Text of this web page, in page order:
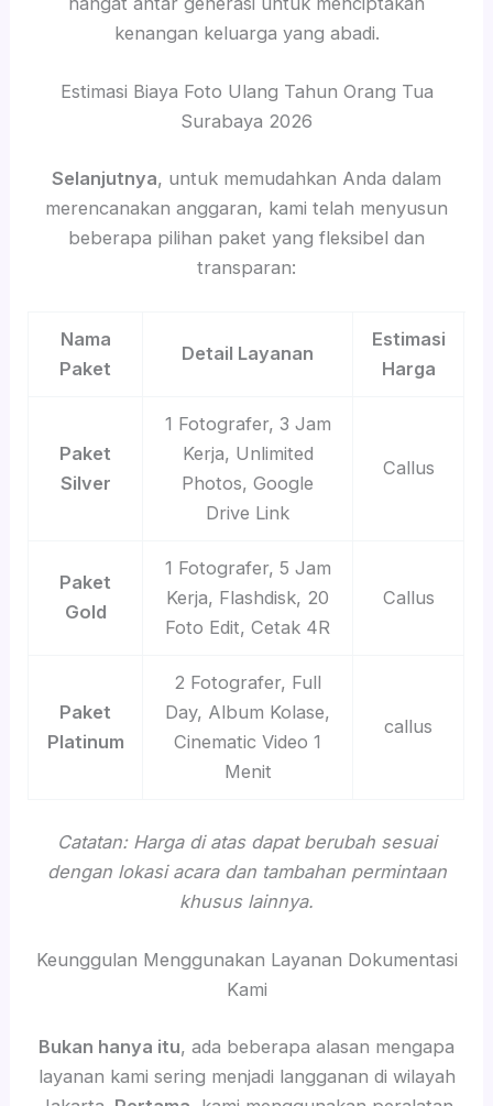
kenangan keluarga yang abadi.
Estimasi Biaya Foto Ulang Tahun Orang Tua
Surabaya 2026
Selanjutnya, untuk memudahkan Anda dalam
merencanakan anggaran, kami telah menyusun
beberapa pilihan paket yang fleksibel dan
transparan:
Nama
Paket
Detail Layanan
Estimasi
Harga
Paket
Silver
1 Fotografer, 3 Jam
Kerja, Unlimited
Photos, Google
Drive Link
Callus
Paket
Gold
1 Fotografer, 5 Jam
Kerja, Flashdisk, 20
Foto Edit, Cetak 4R
Callus
Paket
Platinum
2 Fotografer, Full
Day, Album Kolase,
Cinematic Video 1
Menit
callus
Catatan: Harga di atas dapat berubah sesuai
dengan lokasi acara dan tambahan permintaan
khusus lainnya.
Keunggulan Menggunakan Layanan Dokumentasi
Kami
Bukan hanya itu, ada beberapa alasan mengapa
layanan kami sering menjadi langganan di wilayah